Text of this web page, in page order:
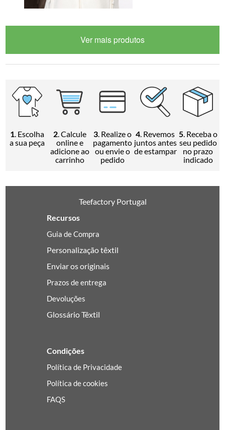
Ver mais produtos
1. Escolha
a sua peça
2. Calcule
online e
adicione ao
carrinho
3. Realize o
pagamento
ou envie o
pedido
4. Revemos
juntos antes
de estampar
5. Receba o
seu pedido
no prazo
indicado
Teefactory Portugal
Recursos
Guia de Compra
Personalização têxtil
Enviar os originais
Prazos de entrega
Devoluções
Glossário Têxtil
Condições
Política de Privacidade
Política de cookies
FAQS